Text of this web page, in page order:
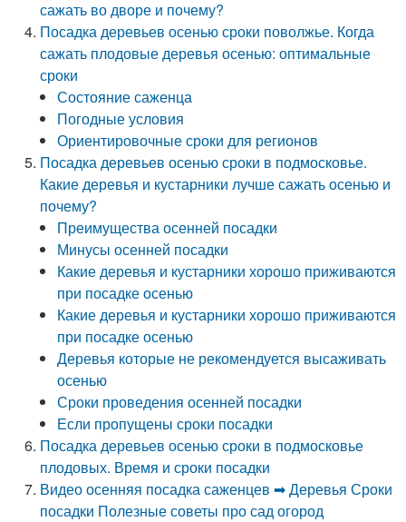
сажать во дворе и почему?
Посадка деревьев осенью сроки поволжье. Когда
сажать плодовые деревья осенью: оптимальные
сроки
Состояние саженца
Погодные условия
Ориентировочные сроки для регионов
Посадка деревьев осенью сроки в подмосковье.
Какие деревья и кустарники лучше сажать осенью и
почему?
Преимущества осенней посадки
Минусы осенней посадки
Какие деревья и кустарники хорошо приживаются
при посадке осенью
Какие деревья и кустарники хорошо приживаются
при посадке осенью
Деревья которые не рекомендуется высаживать
осенью
Сроки проведения осенней посадки
Если пропущены сроки посадки
Посадка деревьев осенью сроки в подмосковье
плодовых. Время и сроки посадки
Видео осенняя посадка саженцев ➡ Деревья Сроки
посадки Полезные советы про сад огород